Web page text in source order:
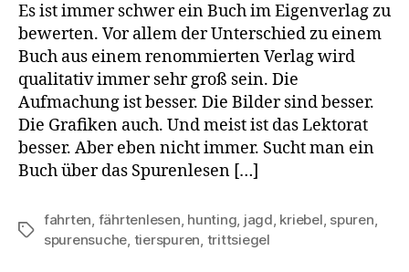
Es ist immer schwer ein Buch im Eigenverlag zu
bewerten. Vor allem der Unterschied zu einem
Buch aus einem renommierten Verlag wird
qualitativ immer sehr groß sein. Die
Aufmachung ist besser. Die Bilder sind besser.
Die Grafiken auch. Und meist ist das Lektorat
besser. Aber eben nicht immer. Sucht man ein
Buch über das Spurenlesen […]
Schlagwörter
fahrten, fährtenlesen, hunting, jagd, kriebel, spuren,
spurensuche, tierspuren, trittsiegel